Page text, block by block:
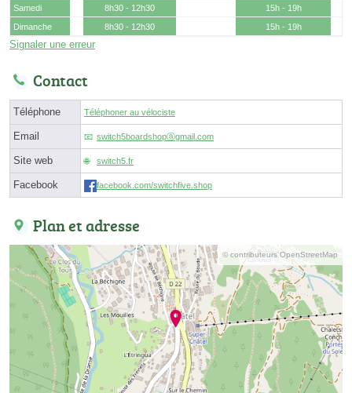
Samedi
8h30 - 12h30
15h - 19h
Dimanche
8h30 - 12h30 15h - 19h
Signaler une erreur
Contact
Téléphone Téléphoner au vélociste
Email switch5boardshopⓐgmail.com
Site web switch5.fr
Facebook facebook.com/switchfive.shop
Plan et adresse
© contributeurs OpenStreetMap